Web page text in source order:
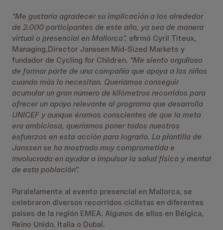
“Me gustaría agradecer su implicación a los alrededor
de 2.000 participantes de este año, ya sea de manera
virtual o presencial en Mallorca”, afirmó Cyril Titeux,
Managing,Director Janssen Mid-Sized Markets y
fundador de Cycling for Children. “Me siento orgulloso
de formar parte de una compañía que apoya a los niños
cuando más lo necesitan. Queríamos conseguir
acumular un gran número de kilómetros recorridos para
ofrecer un apoyo relevante al programa que desarrolla
UNICEF y aunque éramos conscientes de que la meta
era ambiciosa, queríamos poner todos nuestros
esfuerzos en esta acción para lograrlo. La plantilla de
Janssen se ha mostrado muy comprometida e
involucrada en ayudar a impulsar la salud física y mental
de esta población”.
Paralelamente al evento presencial en Mallorca, se
celebraron diversos recorridos ciclistas en diferentes
países de la región EMEA. Algunos de ellos en Bélgica,
Reino Unido, Italia o Dubai.